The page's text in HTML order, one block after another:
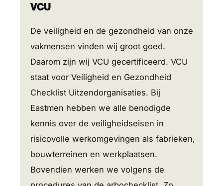
VCU
De veiligheid en de gezondheid van onze
vakmensen vinden wij groot goed.
Daarom zijn wij VCU gecertificeerd. VCU
staat voor Veiligheid en Gezondheid
Checklist Uitzendorganisaties. Bij
Eastmen hebben we alle benodigde
kennis over de veiligheidseisen in
risicovolle werkomgevingen als fabrieken,
bouwterreinen en werkplaatsen.
Bovendien werken we volgens de